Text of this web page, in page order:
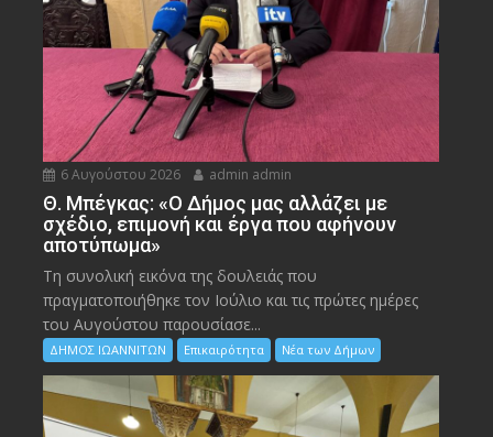
6 Αυγούστου 2026 admin admin
Θ. Μπέγκας: «Ο Δήμος μας αλλάζει με
σχέδιο, επιμονή και έργα που αφήνουν
αποτύπωμα»
Τη συνολική εικόνα της δουλειάς που
πραγματοποιήθηκε τον Ιούλιο και τις πρώτες ημέρες
του Αυγούστου παρουσίασε...
ΔΗΜΟΣ ΙΩΑΝΝΙΤΩΝ Επικαιρότητα Νέα των Δήμων